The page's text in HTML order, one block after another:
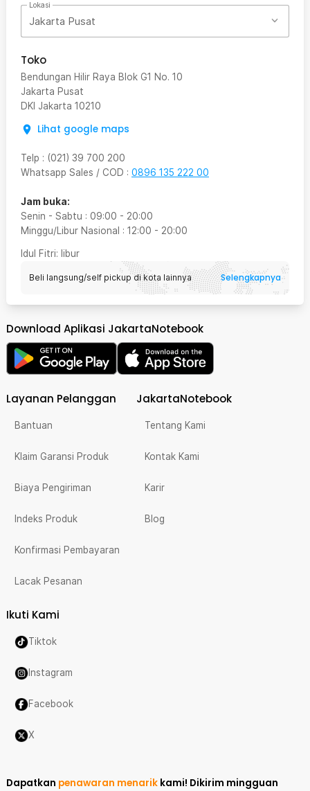
Lokasi
Jakarta Pusat
Toko
Bendungan Hilir Raya Blok G1 No. 10
Jakarta Pusat
DKI Jakarta 10210
Lihat google maps
Telp : (021) 39 700 200
Whatsapp Sales / COD : 0896 135 222 00
Jam buka:
Senin - Sabtu : 09:00 - 20:00
Minggu/Libur Nasional : 12:00 - 20:00
Idul Fitri: libur
Beli langsung/self pickup di kota lainnya Selengkapnya
Download Aplikasi JakartaNotebook
Layanan Pelanggan
Bantuan
Klaim Garansi Produk
Biaya Pengiriman
Indeks Produk
Konfirmasi Pembayaran
Lacak Pesanan
JakartaNotebook
Tentang Kami
Kontak Kami
Karir
Blog
Ikuti Kami
Tiktok
Instagram
Facebook
X
Dapatkan penawaran menarik kami! Dikirim mingguan